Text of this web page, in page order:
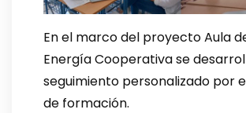
En el marco del proyecto Aula
Energía Cooperativa se
seguimiento personalizado por
de formación.